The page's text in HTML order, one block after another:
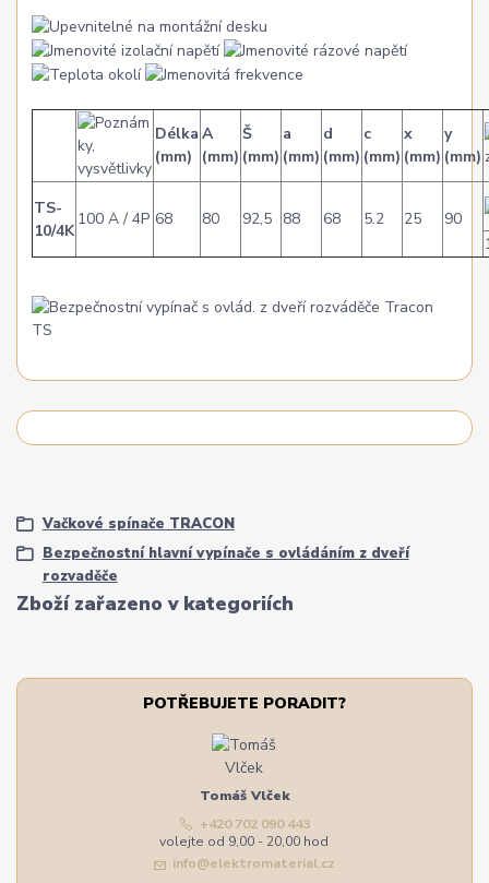
Délka
(mm)
A
(mm)
Š
(mm)
a
(mm)
d
(mm)
c
(mm)
x
(mm)
y
(mm)
TS-
10/4K
100 A / 4P 68 80 92,5 88 68 5.2 25
90
Zboží zařazeno v kategoriích
Vačkové spínače TRACON
Bezpečnostní hlavní vypínače s ovládáním z dveří
rozvaděče
POTŘEBUJETE PORADIT?
Tomáš Vlček
+420 702 090 443
volejte od 9,00 - 20,00 hod
info@elektromaterial.cz